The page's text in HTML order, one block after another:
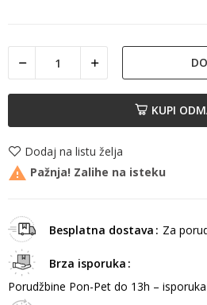
KUPI
Dodaj na listu želja
 Pažnja! Zalihe na isteku
Besplatna dostava Za
Brza isporuka
Porudžbine Pon-Pet do 13h –